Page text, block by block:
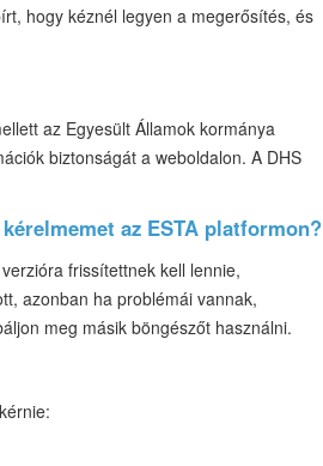
hogy kéznél legyen a megerősítés, és
az Egyesült Államok kormánya
biztonságát a weboldalon. A DHS
az ESTA platformon?
frissítettnek kell lennie,
azonban ha problémái vannak,
meg másik böngészőt használni.